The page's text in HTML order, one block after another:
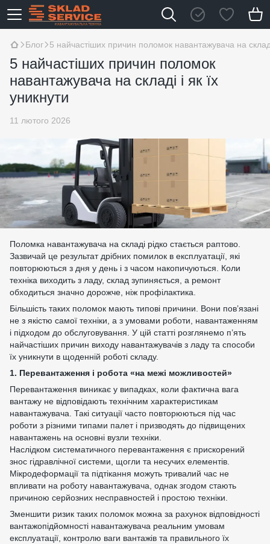
Блог 5 найчастіших причин поломок навантажувача на
5 найчастіших причин поломок
навантажувача на складі і як їх
уникнути
11 лютого 2026
Поломка навантажувача на складі рідко стається раптово.
Зазвичай це результат дрібних помилок в експлуатації, які
повторюються з дня у день і з часом накопичуються. Коли
техніка виходить з ладу, склад зупиняється, а ремонт
обходиться значно дорожче, ніж профілактика.
Більшість таких поломок мають типові причини. Вони пов’язані
не з якістю самої техніки, а з умовами роботи, навантаженням
і підходом до обслуговування. У цій статті розглянемо п’ять
найчастіших причин виходу навантажувачів з ладу та способи
їх уникнути в щоденній роботі складу.
1. Перевантаження і робота «на межі можливостей»
Перевантаження виникає у випадках, коли фактична вага
вантажу не відповідають технічним характеристикам
навантажувача. Такі ситуації часто повторюються під час
роботи з різними типами палет і призводять до підвищених
навантажень на основні вузли техніки.
Наслідком систематичного перевантаження є прискорений
знос гідравлічної системи, щогли та несучих елементів.
Мікродеформації та підтікання можуть тривалий час не
впливати на роботу навантажувача, однак згодом стають
причиною серйозних несправностей і простою техніки.
Зменшити ризик таких поломок можна за рахунок відповідності
вантажопідйомності навантажувача реальним умовам
експлуатації, контролю ваги вантажів та правильного їх